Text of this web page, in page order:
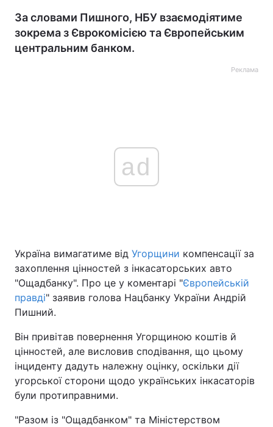
За словами Пишного, НБУ взаємодіятиме
зокрема з Єврокомісією та Європейським
центральним банком.
Реклама
ad
Україна вимагатиме від Угорщини компенсації за
захоплення цінностей з інкасаторських авто
"Ощадбанку". Про це у коментарі "Європейській
правді" заявив голова Нацбанку України Андрій
Пишний.
Він привітав повернення Угорщиною коштів й
цінностей, але висловив сподівання, що цьому
інциденту дадуть належну оцінку, оскільки дії
угорської сторони щодо українських інкасаторів
були протиправними.
"Разом із "Ощадбанком" та Міністерством